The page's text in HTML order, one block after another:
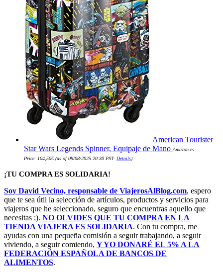
American Tourister
Star Wars Legends Spinner, Equipaje de Mano Amazon.es
Price: 104,50€(as of 09/08/2025 20:30 PST- Details)
¡TU COMPRA ES SOLIDARIA!
Soy David Vecino, responsable de ViajerosAlBlog.com, espero
que te sea útil la selección de artículos, productos y servicios para
viajeros que he seleccionado, seguro que encuentras aquello que
necesitas ;). NO OLVIDES QUE TU COMPRA EN LA
TIENDA VIAJERA ES SOLIDARIA. Con tu compra, me
ayudas con una pequeña comisión a seguir trabajando, a seguir
viviendo, a seguir comiendo, Y YO DONARÉ EL 5% A LA
FEDERACIÓN ESPAÑOLA DE BANCOS DE
ALIMENTOS.